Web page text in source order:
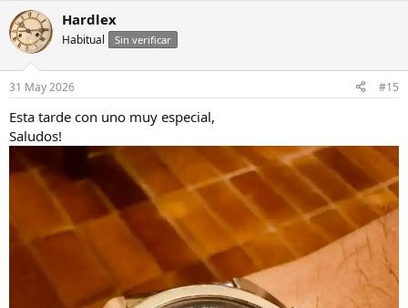
c
c
i
e
:
Hardlex
Habitual Sin verificar
31 May 2026 #15
Esta tarde con uno muy especial,
Saludos!